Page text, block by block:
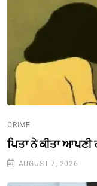
CRIME
ਪਿਤਾ ਨੇ ਕੀਤਾ ਆਪਣੀ
AUGUST 7, 2026